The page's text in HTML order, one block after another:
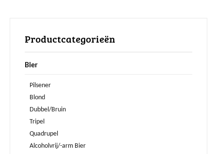
Productcategorieën
Bier
Pilsener
Blond
Dubbel/Bruin
Tripel
Quadrupel
Alcoholvrij/-arm Bier